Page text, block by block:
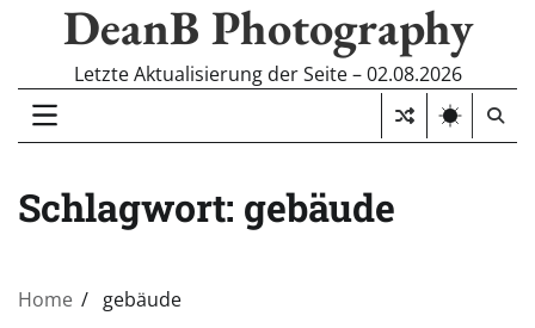
DeanB Photography
Letzte Aktualisierung der Seite – 02.08.2026
Schlagwort: gebäude
Home gebäude